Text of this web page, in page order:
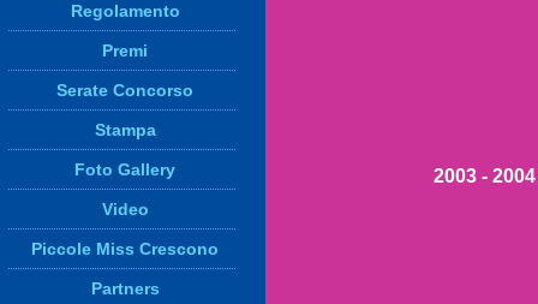
Regolamento
Premi
Serate Concorso
Stampa
Foto Gallery
Video
Piccole Miss Crescono
Partners
2003 -